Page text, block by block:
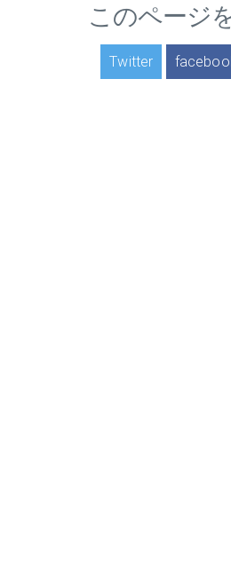
このページ
Twitter